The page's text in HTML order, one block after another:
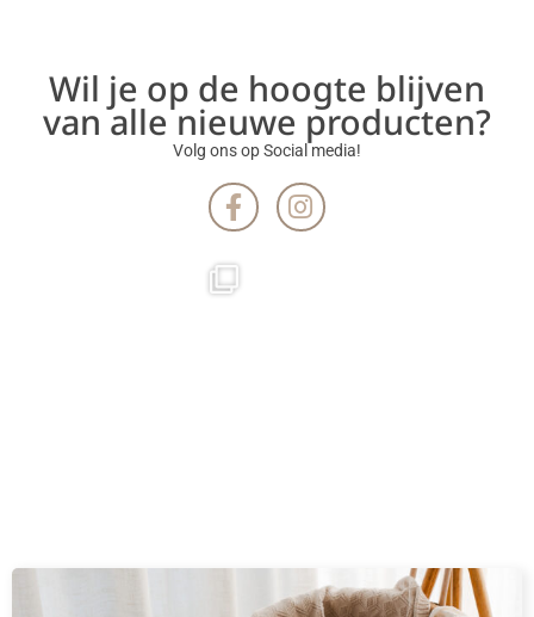
Wil je op de hoogte blijven
van alle nieuwe producten?
Volg ons op Social media!